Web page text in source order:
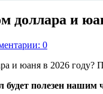
доллара и
0
будет полезен нашим